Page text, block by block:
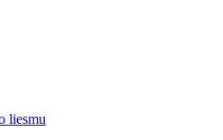
liesmu